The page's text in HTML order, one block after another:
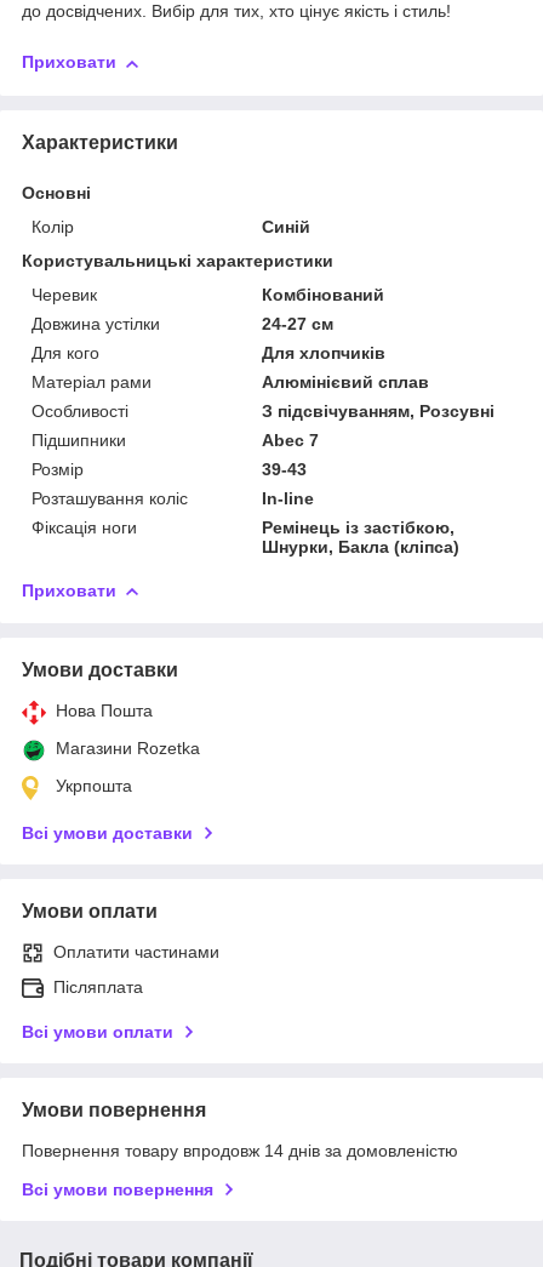
до досвідчених. Вибір для тих, хто цінує якість і стиль!
Приховати
Характеристики
Основні
Колір
Синій
Користувальницькі характеристики
Черевик
Комбінований
Довжина устілки
24-27 см
Для кого
Для хлопчиків
Матеріал рами
Алюмінієвий сплав
Особливості
З підсвічуванням, Розсувні
Підшипники
Abec 7
Розмір
39-43
Розташування коліс
In-line
Фіксація ноги
Ремінець із застібкою,
Шнурки, Бакла (кліпса)
Приховати
Умови доставки
Нова Пошта
Магазини Rozetka
Укрпошта
Всі умови доставки
Умови оплати
Оплатити частинами
Післяплата
Всі умови оплати
Умови повернення
Повернення товару впродовж 14 днів за домовленістю
Всі умови повернення
Подібні товари компанії